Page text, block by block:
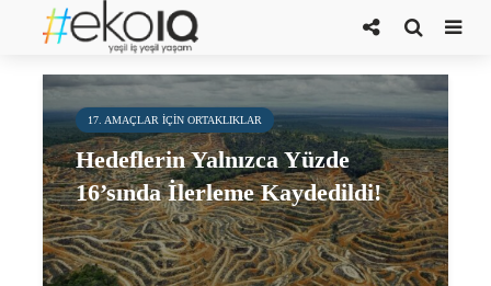
Mimaride Reform
17. AMAÇLAR IÇIN ORTAKLIKLAR
Hedeflerin Yalnızca Yüzde
16’sında İlerleme Kaydedildi!